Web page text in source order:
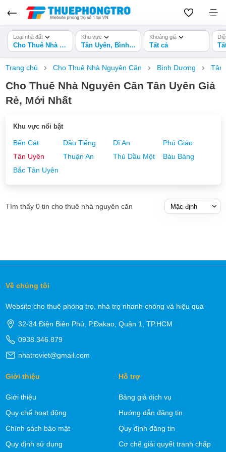
Loại nhà đất
Cho Thuê Nhà Nguyên Căn
Khu vực
Tân Uyên, Bình Dương
Khoảng giá
Tất cả
Trang chủ Cho Thuê Nhà Nguyên Căn Bình Dương Tân
Cho Thuê Nhà Nguyên Căn Tân Uyên Giá
Rẻ, Mới Nhất
Khu vực nổi bật
Bến Cát Dầu Tiếng Dĩ An
Phú Giáo
Tân Uyên
Thuận An Thủ Dầu Một
Bàu Bàng
Bắc Tân Uyên
Tìm thấy 0 tin cho thuê nhà nguyên căn
Về chúng tôi
Website cho thuê phòng trọ, nhà trọ nhanh chóng và hiệu quả
32-34 Điện Biên Phủ, P.Đakao, Quận 1, TP.HCM
0938.346.879
nhatroviet@gmail.com
Giới thiệu
Giới thiệu
Quy chế hoạt động
Chính sách bảo mật
Quy định sử dụng
Hỗ trợ
Bảng giá dịch vụ
Hướng dẫn đăng tin
Quy định đăng tin
Cơ chế giải quyết tranh chấp